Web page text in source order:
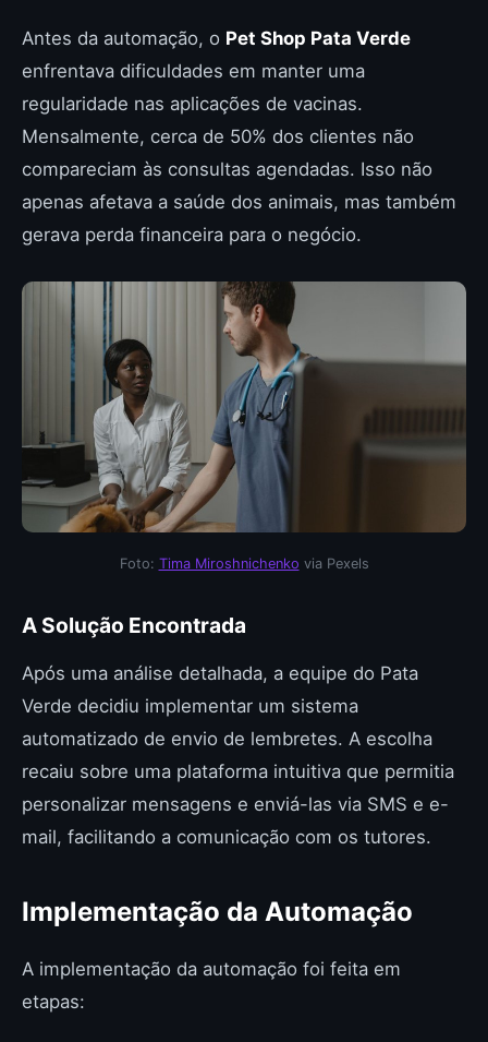
Antes da automação, o Pet Shop Pata Verde
enfrentava dificuldades em manter uma
regularidade nas aplicações de vacinas.
Mensalmente, cerca de 50% dos clientes não
compareciam às consultas agendadas. Isso não
apenas afetava a saúde dos animais, mas também
gerava perda financeira para o negócio.
Foto: Tima Miroshnichenko via Pexels
A Solução Encontrada
Após uma análise detalhada, a equipe do Pata
Verde decidiu implementar um sistema
automatizado de envio de lembretes. A escolha
recaiu sobre uma plataforma intuitiva que permitia
personalizar mensagens e enviá-las via SMS e e-
mail, facilitando a comunicação com os tutores.
Implementação da Automação
A implementação da automação foi feita em
etapas: